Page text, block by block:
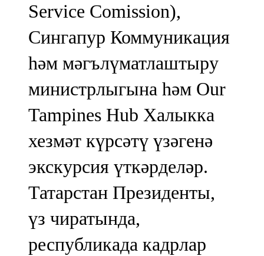
Service Comission),
Сингапур Коммуникация
һәм мәгълүматлаштыру
министрлыгына һәм Our
Tampines Hub Халыкка
хезмәт күрсәтү үзәгенә
экскурсия үткәрделәр.
Татарстан Президенты,
үз чиратында,
республикада кадрлар